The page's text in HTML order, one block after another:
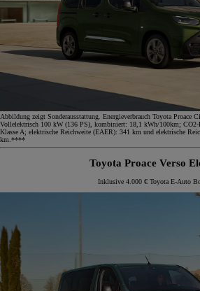
Abbildung zeigt Sonderausstattung. Energieverbrauch Toyota Proace
Vollelektrisch 100 kW (136 PS), kombiniert: 18,1 kWh/100km;
Klasse A; elektrische Reichweite (EAER): 341 km und elektrische
km.****
Toyota Proace Verso
Inklusive 4.000 € Toyota E-Auto